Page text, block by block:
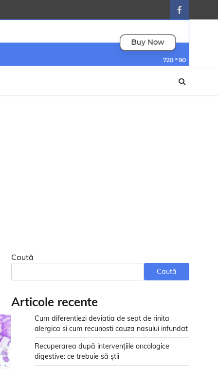
facebook
Caută
Caută
Articole recente
Cum diferentiezi deviatia de sept de rinita
alergica si cum recunosti cauza nasului infundat
Recuperarea după intervențiile oncologice
digestive: ce trebuie să știi